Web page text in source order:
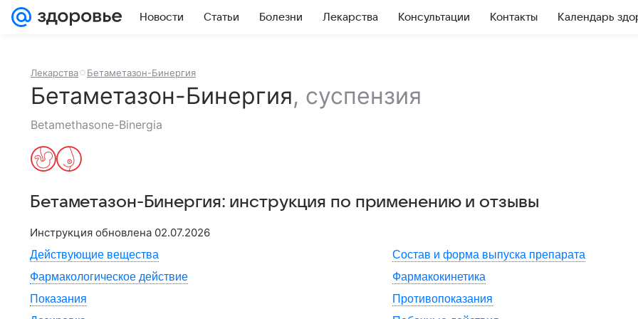
Новости Статьи Болезни Лекарства Консультации Контакты Календарь
Лекарства Бетаметазон-Бинергия
Бетаметазон-Бинергия, суспензия
Betamethasone-Binergia
Бетаметазон-Бинергия: инструкция по применению и отзывы
Инструкция обновлена 02.07.2026
Действующие вещества
Состав и форма выпуска препарата
Фармакологическое действие
Фармакокинетика
Показания
Противопоказания